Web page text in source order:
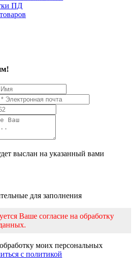
ПД
выслан на указанный вами
для заполнения
Ваше согласие на обработку
моих персональных
с политикой